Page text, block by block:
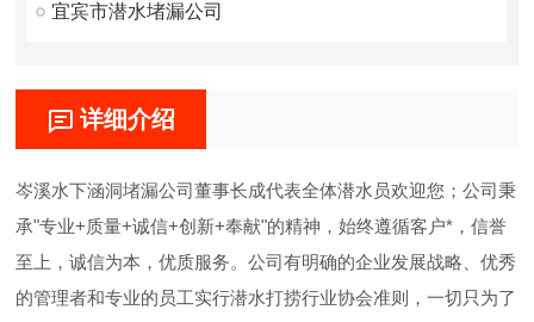
宜宾市潜水堵漏公司
详细介绍
岑溪水下涵洞堵漏公司董事长成代表全体潜水员欢迎您；公司秉
承"专业+质量+诚信+创新+奉献"的精神，始终遵循客户*，信誉
至上，诚信为本，优质服务。公司有明确的企业发展战略、优秀
的管理者和专业的员工实行潜水打捞行业协会准则，一切只为了